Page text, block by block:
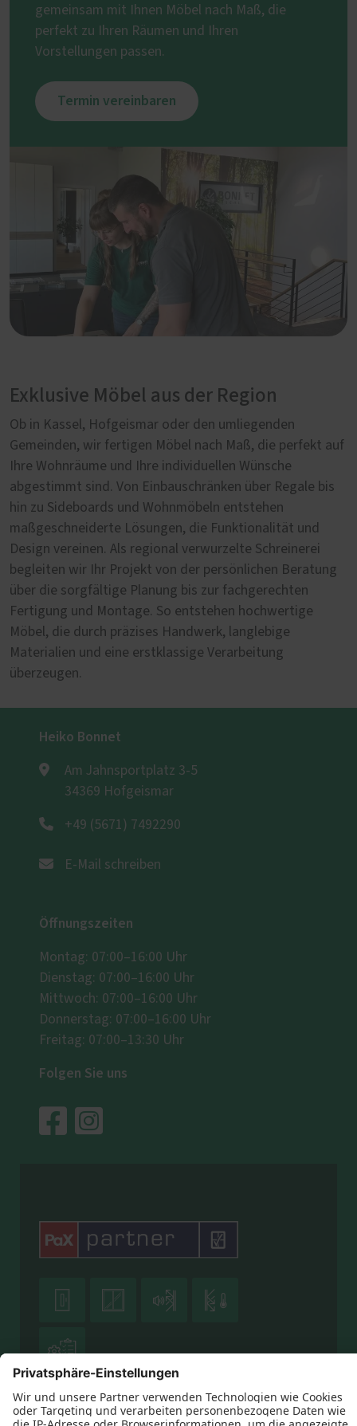
gemeinsam mit Ihnen Möbel nach Maß, die
perfekt zu Ihren Räumen und Ihren
Vorstellungen passen.
Termin vereinbaren
Exklusive Möbel aus der Region
Ob in Kassel, Hofgeismar oder den umliegenden
Gemeinden, wir fertigen Möbel nach Maß, die perfekt auf
Ihre Wohnräume und Ihre individuellen Wünsche
abgestimmt sind. Von Einbauschränken über Regale bis
hin zu Sideboards und Wohnmöbeln entstehen
maßgeschneiderte Lösungen, die Funktionalität und
Design vereinen. Als regional verwurzelte Schreinerei
begleiten wir Ihr Projekt von der persönlichen Beratung
über die sorgfältige Planung bis zur fachgerechten
Fertigung und Montage. So entstehen hochwertige
Möbel, die durch präzises Handwerk, langlebige
Materialien und eine erstklassige Verarbeitung
überzeugen.
Heiko Bonnet
Am Jahnsportplatz 3-5
34369 Hofgeismar
+49 (5671) 7492290
E-Mail schreiben
Öffnungszeiten
Montag: 07:00–16:00 Uhr
Dienstag: 07:00–16:00 Uhr
Mittwoch: 07:00–16:00 Uhr
Donnerstag: 07:00–16:00 Uhr
Freitag: 07:00–13:30 Uhr
Folgen Sie uns
   
